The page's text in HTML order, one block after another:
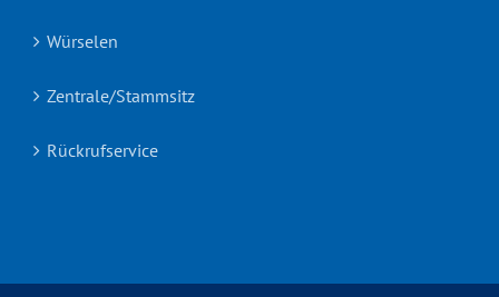
Würselen
Zentrale/Stammsitz
Rückrufservice